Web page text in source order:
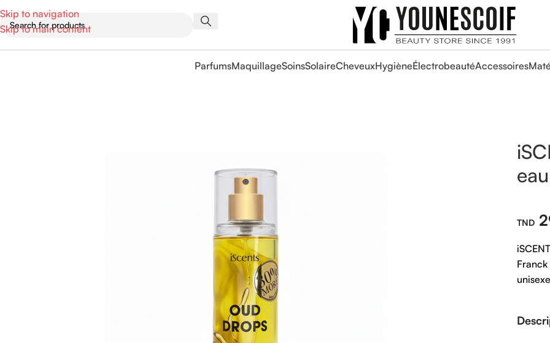
Skip to navigation
Skip to main content
ParfumsMaquillageSoinsSolaireCheveuxHygièneÉlectrobeautéAccessoires
Franck